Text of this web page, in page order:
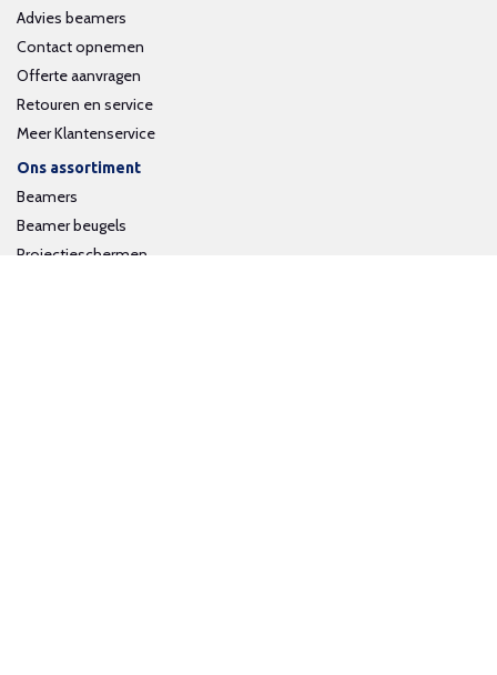
Advies beamers
Contact opnemen
Offerte aanvragen
Retouren en service
Meer Klantenservice
Ons assortiment
Beamers
Beamer beugels
Projectieschermen